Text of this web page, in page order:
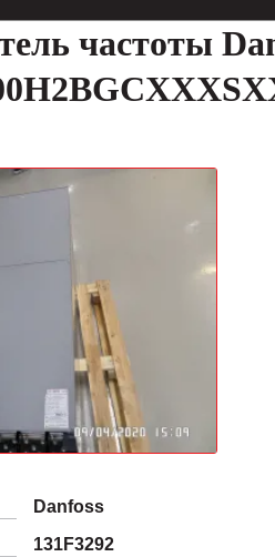
частоты
Danfoss
131F3292